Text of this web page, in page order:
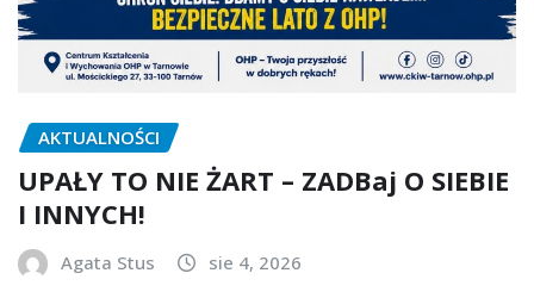
AKTUALNOŚCI
UPAŁY TO NIE ŻART – ZADBaj O SIEBIE
I INNYCH!
Agata Stus sie 4, 2026